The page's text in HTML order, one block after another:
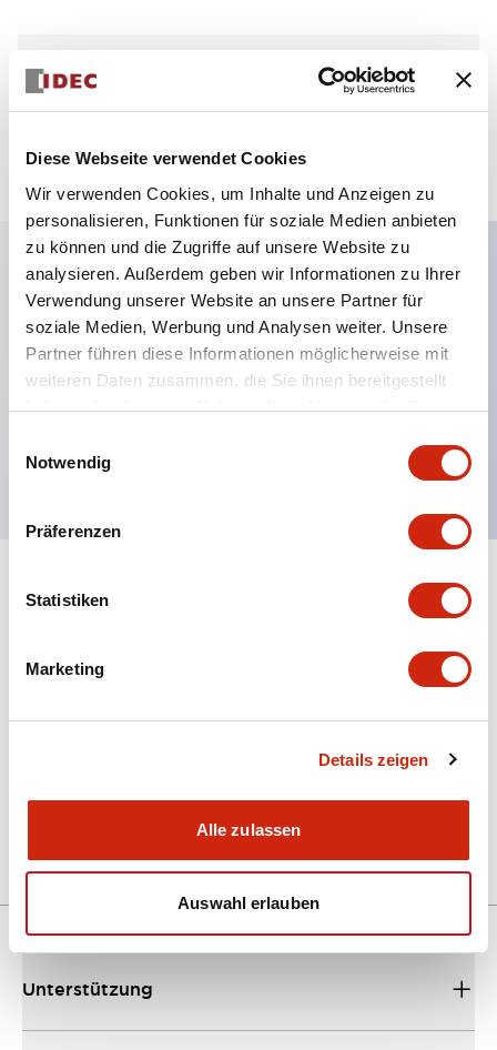
Diese Webseite verwendet Cookies
Wir verwenden Cookies, um Inhalte und Anzeigen zu
personalisieren, Funktionen für soziale Medien anbieten
zu können und die Zugriffe auf unsere Website zu
analysieren. Außerdem geben wir Informationen zu Ihrer
Verwendung unserer Website an unsere Partner für
soziale Medien, Werbung und Analysen weiter. Unsere
Partner führen diese Informationen möglicherweise mit
weiteren Daten zusammen, die Sie ihnen bereitgestellt
haben oder die sie im Rahmen Ihrer Nutzung der Dienste
Notwendig
Präferenzen
Statistiken
Marketing
Details zeigen
Alle zulassen
Auswahl erlauben
Menge auswählen
Hauptmerkmale
Verbesserte Bedienbarkeit durch Back-Terminal-
System, flache Anschlussfläche einheitlich 22 mm
UL- und CSA-zertifiziert
Dokumente und Dateien
Kataloge & Broschüren
04/09/2025.PDF498.62KB
Unterstützung